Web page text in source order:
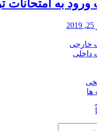
ورود به امتحانات
خارجی
داخلی
ها